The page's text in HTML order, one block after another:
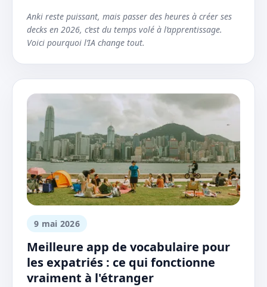
Anki reste puissant, mais passer des heures à créer ses
decks en 2026, c’est du temps volé à l’apprentissage.
Voici pourquoi l’IA change tout.
9 mai 2026
Meilleure app de vocabulaire pour
les expatriés : ce qui fonctionne
vraiment à l'étranger